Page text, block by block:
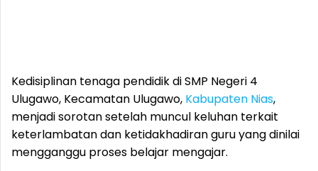
Kedisiplinan tenaga pendidik di SMP Negeri 4
Ulugawo, Kecamatan Ulugawo, Kabupaten Nias,
menjadi sorotan setelah muncul keluhan terkait
keterlambatan dan ketidakhadiran guru yang dinilai
mengganggu proses belajar mengajar.